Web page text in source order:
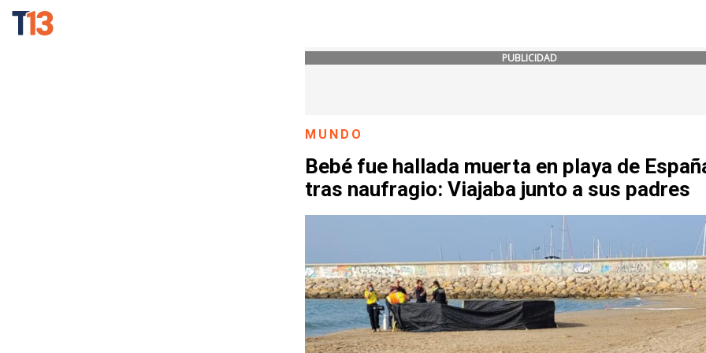
PUBLICIDAD
MUNDO
Bebé fue hallada muerta en playa de
tras naufragio: Viajaba junto a sus padres